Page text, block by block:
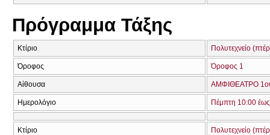
Πρόγραμμα Τάξης
Κτίριο Πολυτεχνείο
Όροφος Όροφος 1
Αίθουσα ΑΜΦΙΘΕΑΤΡΟ
Ημερολόγιο Πέμπτη 10:00
Κτίριο Πολυτεχνείο